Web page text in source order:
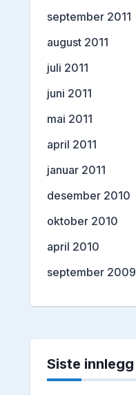
september 2011
august 2011
juli 2011
juni 2011
mai 2011
april 2011
januar 2011
desember 2010
oktober 2010
april 2010
september 2009
Siste innlegg